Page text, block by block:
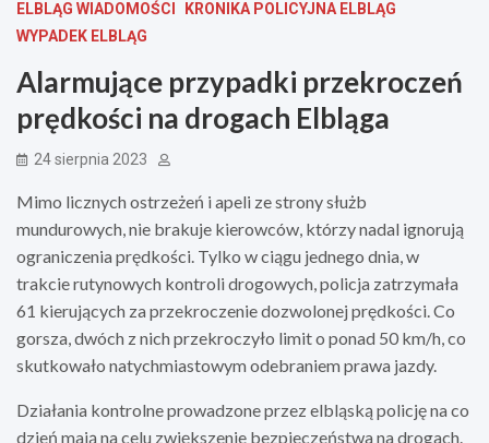
ELBLĄG WIADOMOŚCI
KRONIKA POLICYJNA ELBLĄG
WYPADEK ELBLĄG
Alarmujące przypadki przekroczeń
prędkości na drogach Elbląga
24 sierpnia 2023
Mimo licznych ostrzeżeń i apeli ze strony służb
mundurowych, nie brakuje kierowców, którzy nadal ignorują
ograniczenia prędkości. Tylko w ciągu jednego dnia, w
trakcie rutynowych kontroli drogowych, policja zatrzymała
61 kierujących za przekroczenie dozwolonej prędkości. Co
gorsza, dwóch z nich przekroczyło limit o ponad 50 km/h, co
skutkowało natychmiastowym odebraniem prawa jazdy.
Działania kontrolne prowadzone przez elbląską policję na co
dzień mają na celu zwiększenie bezpieczeństwa na drogach.